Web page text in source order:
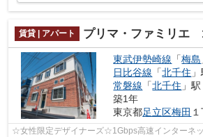
賃貸 | アパート プリマ・ファミリエ
東武伊勢崎線 「梅島
日比谷線 「北千住
常磐線 「北千住 」
築1年
東京都足立区梅田
☆女性限定デザイナーズ☆1Gbps高速インターネ